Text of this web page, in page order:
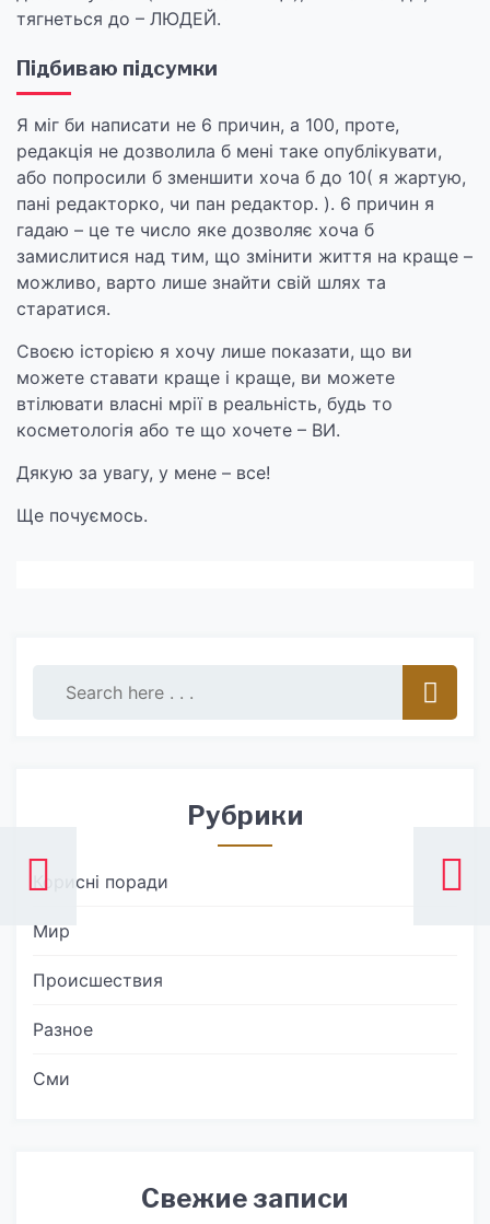
тягнеться до – ЛЮДЕЙ.
Підбиваю підсумки
Я міг би написати не 6 причин, а 100, проте,
редакція не дозволила б мені таке опублікувати,
або попросили б зменшити хоча б до 10( я жартую,
пані редакторко, чи пан редактор. ). 6 причин я
гадаю – це те число яке дозволяє хоча б
замислитися над тим, що змінити життя на краще –
можливо, варто лише знайти свій шлях та
старатися.
Своєю історією я хочу лише показати, що ви
можете ставати краще і краще, ви можете
втілювати власні мрії в реальність, будь то
косметологія або те що хочете – ВИ.
Дякую за увагу, у мене – все!
Ще почуємось.
Рубрики
Корисні поради
Мир
Происшествия
Разное
Сми
Свежие записи